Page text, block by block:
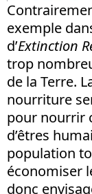
exemple
d’Extinction
trop
de la Terre.
nourriture
pour nourrir
d’êtres
population
économiser
donc